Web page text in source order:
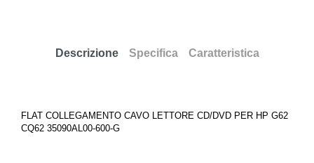
Descrizione Specifica Caratteristica
FLAT COLLEGAMENTO CAVO LETTORE CD/DVD PER HP G62
CQ62 35090AL00-600-G